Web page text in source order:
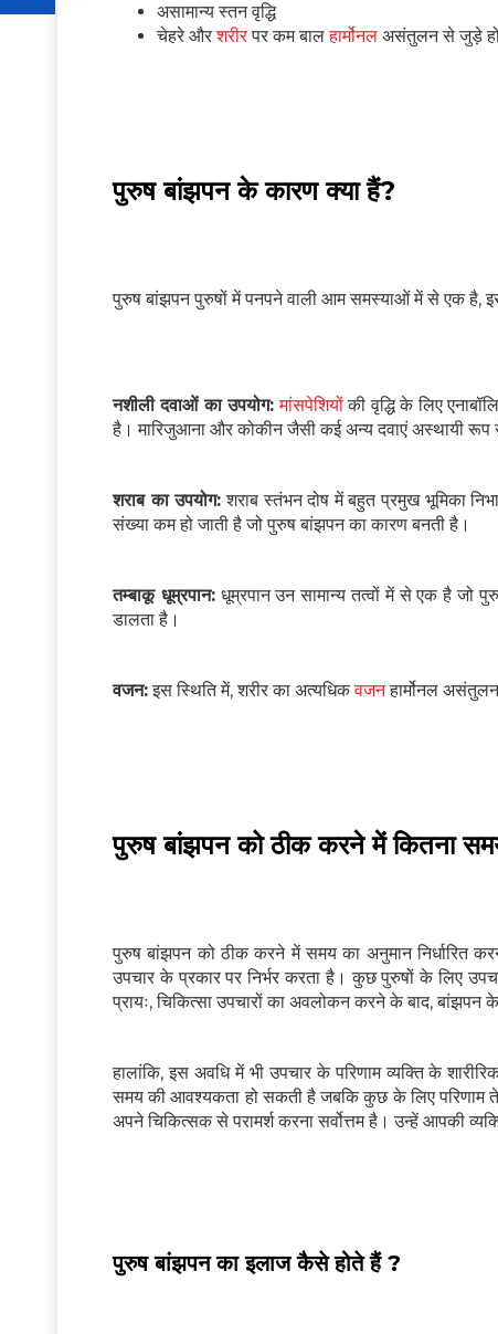
असामान्य स्तन वृद्धि
चेहरे औरशरीरपर कम बालहार्मोनल असंतुलन से जुड़े
पुरुष बांझपन के कारण क्या हैं?
पुरुष बांझपन पुरुषों में पनपने वाली आम समस्याओं में से एक है,
नशीली दवाओं का उपयोग: मांसपेशियोंकी वृद्धि के लिए
है। मारिजुआना और कोकीन जैसी कई अन्य दवाएं अस्थायी
शराब का उपयोग: शराब स्तंभन दोष में बहुत प्रमुख भूमिका
संख्या कम हो जाती है जो पुरुष बांझपन का कारण बनती है।
तम्बाकू धूम्रपान:धूम्रपान उन सामान्य तत्वों में से एक है जो
डालता है।
वजन:इस स्थिति में, शरीर का अत्यधिकवजनहार्मोनल असंतुलन
पुरुष बांझपन को ठीक करने में कितना
पुरुष बांझपन को ठीक करने में समय का अनुमान निर्धारित
उपचार के प्रकार पर निर्भर करता है। कुछ पुरुषों के लिए
प्रायः, चिकित्सा उपचारों का अवलोकन करने के बाद,
हालांकि, इस अवधि में भी उपचार के परिणाम व्यक्ति के
समय की आवश्यकता हो सकती है जबकि कुछ के लिए परिणाम
अपने चिकित्सक से परामर्श करना सर्वोत्तम है। उन्हें आपकी
पुरुष बांझपन का इलाज कैसे होते हैं ?